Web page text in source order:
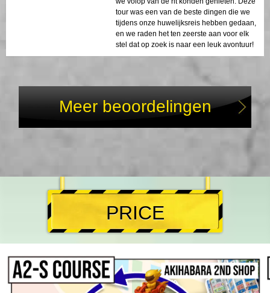
tour was een van de beste dingen die we
tijdens onze huwelijksreis hebben gedaan,
en we raden het ten zeerste aan voor elk
stel dat op zoek is naar een leuk avontuur!
Meer beoordelingen
PRICE